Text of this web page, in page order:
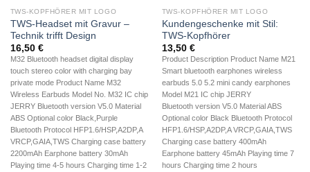
TWS-KOPFHÖRER MIT LOGO
TWS-Headset mit Gravur –
Technik trifft Design
16,50 €
M32 Bluetooth headset digital display
touch stereo color with charging bay
private mode Product Name M32
Wireless Earbuds Model No. M32 IC chip
JERRY Bluetooth version V5.0 Material
ABS Optional color Black,Purple
Bluetooth Protocol HFP1.6/HSP,A2DP,A
VRCP,GAIA,TWS Charging case battery
2200mAh Earphone battery 30mAh
Playing time 4-5 hours Charging time 1-2
TWS-KOPFHÖRER MIT LOGO
Kundengeschenke mit Stil:
TWS-Kopfhörer
13,50 €
Product Description Product Name M21
Smart bluetooth earphones wireless
earbuds 5.0 5.2 mini candy earphones
Model M21 IC chip JERRY
Bluetooth version V5.0 Material ABS
Optional color Black Bluetooth Protocol
HFP1.6/HSP,A2DP,A VRCP,GAIA,TWS
Charging case battery 400mAh
Earphone battery 45mAh Playing time 7
hours Charging time 2 hours